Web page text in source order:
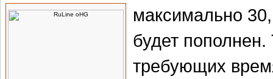
максимально
будет
требующих